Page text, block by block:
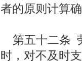
者的原则计算
第五十二条
时，对不及时